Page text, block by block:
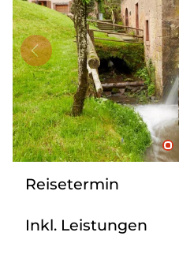
Bus anmieten
Linienverkehr
Service
Kontakt
Reisetermin
Inkl. Leistungen